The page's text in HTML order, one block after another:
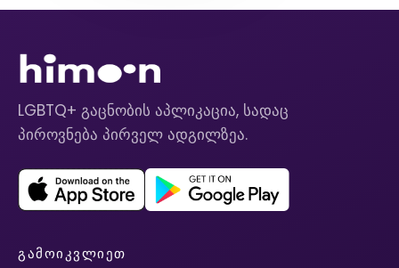
LGBTQ+ გაცნობის აპლიკაცია, სადაც
პიროვნება პირველ ადგილზეა.
ᲒᲐᲛᲝᲘᲙᲕᲚᲘᲔᲗ